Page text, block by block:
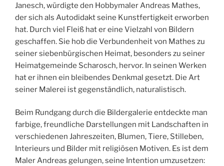
Janesch, würdigte den Hobbymaler Andreas Mathes,
der sich als Autodidakt seine Kunstfertigkeit erworben
hat. Durch viel Fleiß hat er eine Vielzahl von Bildern
geschaffen. Sie hob die Verbundenheit von Mathes zu
seiner siebenbürgischen Heimat, besonders zu seiner
Heimatgemeinde Scharosch, hervor. In seinen Werken
hat er ihnen ein bleibendes Denkmal gesetzt. Die Art
seiner Malerei ist gegenständlich, naturalistisch.
Beim Rundgang durch die Bildergalerie entdeckte man
farbige, freundliche Darstellungen mit Landschaften in
verschiedenen Jahreszeiten, Blumen, Tiere, Stilleben,
Interieurs und Bilder mit religiösen Motiven. Es ist dem
Maler Andreas gelungen, seine Intention umzusetzen: